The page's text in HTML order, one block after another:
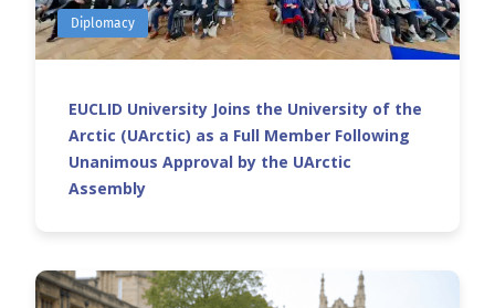
Diplomacy
EUCLID University Joins the University of the
Arctic (UArctic) as a Full Member Following
Unanimous Approval by the UArctic
Assembly